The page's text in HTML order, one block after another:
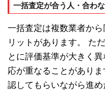
一括査定が合う人・合わ
一括査定は複数業者か
リットがあります。 た
とに評価基準が大きく
応が重なることがあり
認してもらいながら進